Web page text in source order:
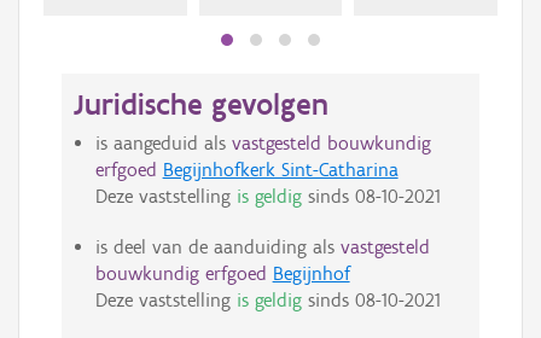
Juridische gevolgen
is aangeduid als vastgesteld bouwkundig
erfgoed Begijnhofkerk Sint-Catharina
Deze vaststelling is geldigsinds 08-10-2021
is deel van de aanduiding als vastgesteld
bouwkundig erfgoed Begijnhof
Deze vaststelling is geldigsinds 08-10-2021